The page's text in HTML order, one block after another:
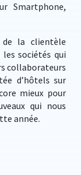
Smartphone,
de la clientèle
sociétés qui
collaborateurs
d’hôtels sur
mieux pour
qui nous
année.